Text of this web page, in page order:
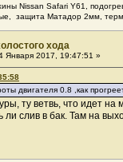
Nissan Safari Y61,
защита Матадор 2мм,
хода
Января 2017, 19:47:51 »
двигателя 0.8 ,как
ту ветвь, что идет
ли слив в бак. Там на